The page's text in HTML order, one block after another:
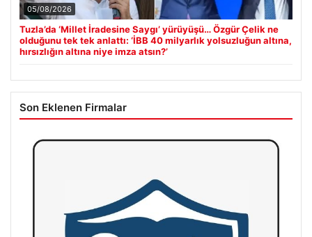
05/08/2026
Tuzla’da ‘Millet İradesine Saygı’ yürüyüşü… Özgür Çelik ne
olduğunu tek tek anlattı: ‘İBB 40 milyarlık yolsuzluğun altına,
hırsızlığın altına niye imza atsın?’
Son Eklenen Firmalar